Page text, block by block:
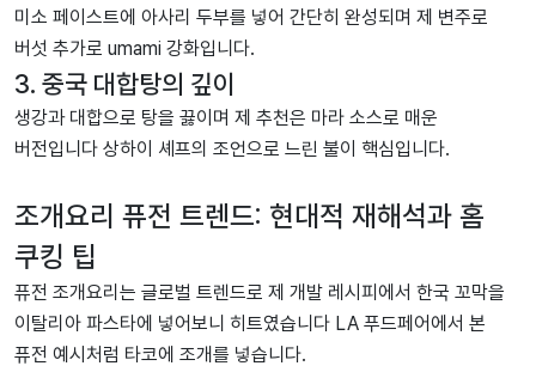
미소 페이스트에 아사리 두부를 넣어 간단히 완성되며 제 변주로
버섯 추가로 umami 강화입니다.
3. 중국 대합탕의 깊이
생강과 대합으로 탕을 끓이며 제 추천은 마라 소스로 매운
버전입니다 상하이 셰프의 조언으로 느린 불이 핵심입니다.
조개요리 퓨전 트렌드: 현대적 재해석과 홈
쿠킹 팁
퓨전 조개요리는 글로벌 트렌드로 제 개발 레시피에서 한국 꼬막을
이탈리아 파스타에 넣어보니 히트였습니다 LA 푸드페어에서 본
퓨전 예시처럼 타코에 조개를 넣습니다.